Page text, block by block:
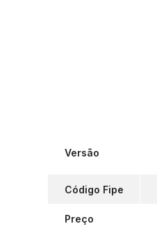
Versão
Código Fipe
Preço